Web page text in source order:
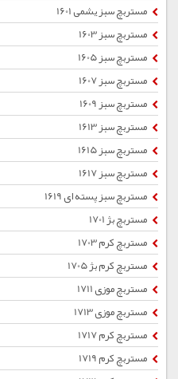
مستربچ سبز یشمی 1601
مستربچ سبز 1603
مستربچ سبز 1605
مستربچ سبز 1607
مستربچ سبز 1609
مستربچ سبز 1613
مستربچ سبز 1615
مستربچ سبز 1617
مستربچ سبز پسته ای 1619
مستربچ بژ 1701
مستربچ کرم 1703
مستربچ کرم بژ 1705
مستربچ موزی 1711
مستربچ موزی 1713
مستربچ کرم 1717
مستربچ کرم 1719